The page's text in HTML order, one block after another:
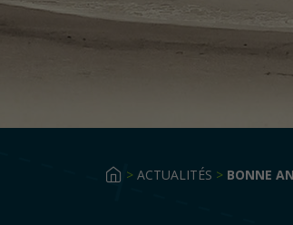
> ACTUALITÉS > BONNE